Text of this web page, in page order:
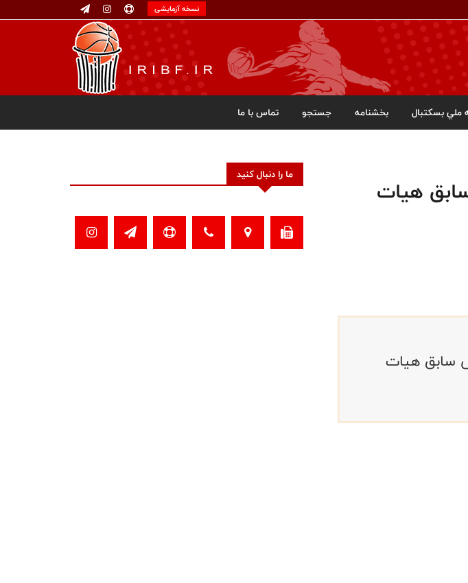
نسخه آزمایشی
ملي بسکتبال بخشنامه جستجو تماس با ما
هیات
سابق هیات
ما را دنبال کنید